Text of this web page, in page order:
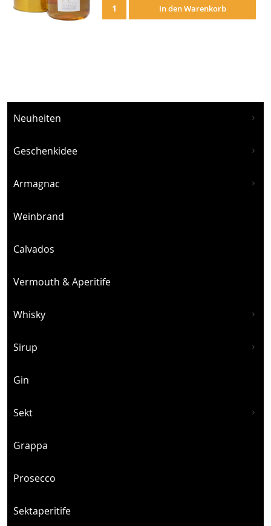
In den Warenkorb
Neuheiten
Geschenkidee
Armagnac
Weinbrand
Calvados
Vermouth & Aperitife
Whisky
Sirup
Gin
Sekt
Grappa
Prosecco
Sektaperitife